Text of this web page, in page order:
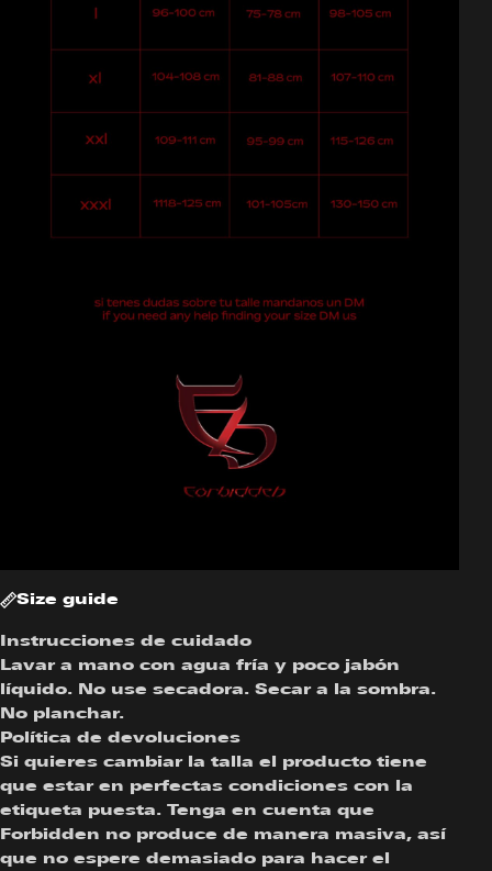
Size guide
Instrucciones de cuidado
Lavar a mano con agua fría y poco jabón
líquido. No use secadora. Secar a la sombra.
No planchar.
Política de devoluciones
Si quieres cambiar la talla el producto tiene
que estar en perfectas condiciones con la
etiqueta puesta. Tenga en cuenta que
Forbidden no produce de manera masiva, así
que no espere demasiado para hacer el